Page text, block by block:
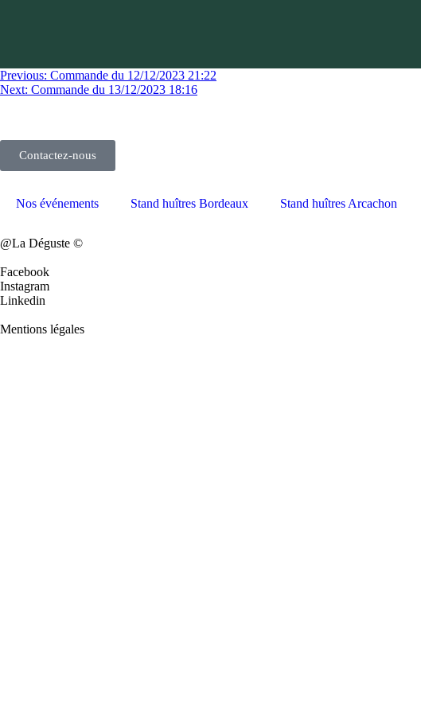
Previous: Commande du 12/12/2023 21:22
Next: Commande du 13/12/2023 18:16
Contactez-nous
Nos événements Stand huîtres Bordeaux Stand huîtres Arcachon
@La Déguste ©
Facebook
Instagram
Linkedin
Mentions légales